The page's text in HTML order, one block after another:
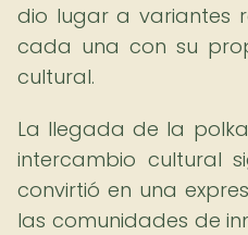
dio lugar a variantes
cada una con su
cultural.
La llegada de la
intercambio cultural
convirtió en una
las comunidades de